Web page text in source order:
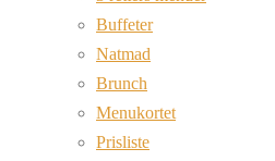
Buffeter
Natmad
Brunch
Menukortet
Prisliste